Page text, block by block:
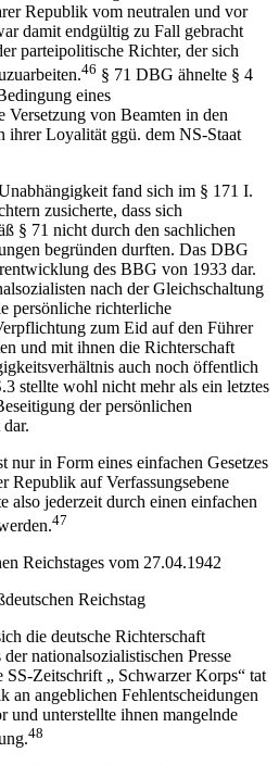
Republik vom neutralen und vor
damit endgültig zu Fall gebracht
parteipolitische Richter, der sich
46 § 71 DBG ähnelte § 4
eines
Versetzung von Beamten in den
ihrer Loyalität ggü. dem NS-Staat
fand sich im § 171 I.
zusicherte, dass sich
§ 71 nicht durch den sachlichen
begründen durften. Das DBG
des BBG von 1933 dar.
nach der Gleichschaltung
persönliche richterliche
zum Eid auf den Führer
und mit ihnen die Richterschaft
auch noch öffentlich
stellte wohl nicht mehr als ein letztes
der persönlichen
nur in Form eines einfachen Gesetzes
Republik auf Verfassungsebene
also jederzeit durch einen einfachen
47
Reichstages vom 27.04.1942
Reichstag
die deutsche Richterschaft
nationalsozialistischen Presse
SS-Zeitschrift „ Schwarzer Korps“ tat
angeblichen Fehlentscheidungen
und unterstellte ihnen mangelnde
48